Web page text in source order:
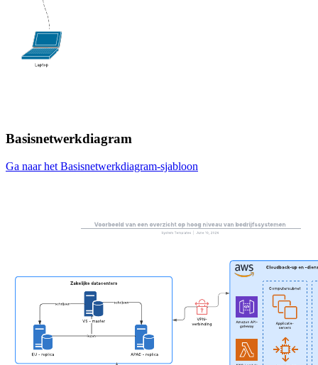
Basisnetwerkdiagram
Ga naar het Basisnetwerkdiagram-sjabloon